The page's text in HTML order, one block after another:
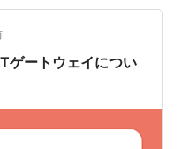
ゲートウェイについ